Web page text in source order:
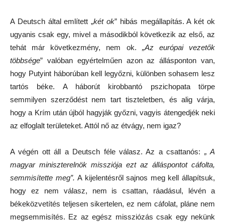
A Deutsch által említett „két ok” hibás megállapítás. A két ok
ugyanis csak egy, mivel a másodikból következik az első, az
tehát már következmény, nem ok. „Az európai vezetők
többsége” valóban egyértelműen azon az állásponton van,
hogy Putyint háborúban kell legyőzni, különben sohasem lesz
tartós béke. A háborút kirobbantó pszichopata törpe
semmilyen szerződést nem tart tiszteletben, és alig várja,
hogy a Krím után újból hagyják győzni, vagyis átengedjék neki
az elfoglalt területeket. Attól nő az étvágy, nem igaz?
A végén ott áll a Deutsch féle válasz. Az a csattanós: „ A
magyar miniszterelnök missziója ezt az álláspontot cáfolta,
semmisítette meg”.A kijelentésről sajnos meg kell állapítsuk,
hogy ez nem válasz, nem is csattan, ráadásul, lévén a
békeközvetítés teljesen sikertelen, ez nem cáfolat, pláne nem
megsemmisítés. Ez az egész missziózás csak egy nekünk